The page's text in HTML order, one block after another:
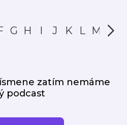
G H I J K L M N
zatím nemáme
podcast